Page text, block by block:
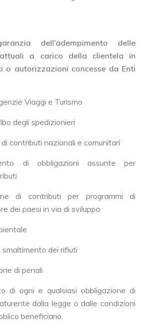
dell’adempimento delle
a carico della clientela in
o autorizzazioni concesse da Enti
Viaggi e Turismo
degli spedizionieri
di contributi nazionali e comunitari
di obbligazioni assunte per
di contributi per programmi di
dei paesi in via di sviluppo
smaltimento dei rifiuti
di penali
di ogni e qualsiasi obbligazione di
dalla legge o dalle condizioni
beneficiario.